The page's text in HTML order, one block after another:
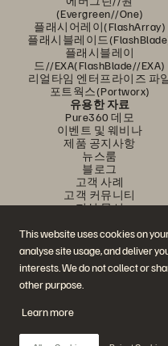
This website uses cookies on
analyse site usage, and deliver
interests. We do not collect or
other purpose.
Learn more
(Evergreen//One)
플래시어레이(FlashArray)
플래시블레이드
플래시블레이
드//EXA(FlashBlade//EXA)
리얼타임 엔터프라이즈 파
포트웍스(Portworx)
유용한 자료
Pure360 데모
이벤트 및 웨비나
제품 공지사항
뉴스룸
블로그
고객 사례
고객 커뮤니티
지식 문서
에버퓨어(Everpure)
© 2026